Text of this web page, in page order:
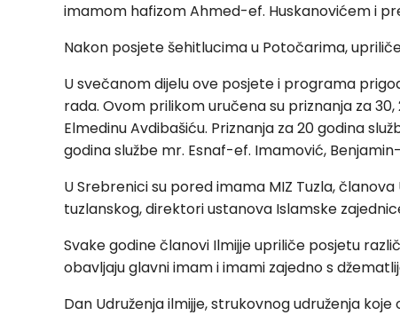
imamom hafizom Ahmed-ef. Huskanovićem i
Nakon posjete šehitlucima u Potočarima,
U svečanom dijelu ove posjete i programa
rada. Ovom prilikom uručena su priznanja za
Elmedinu Avdibašiću. Priznanja za 20 godina
godina službe mr. Esnaf-ef. Imamović,
U Srebrenici su pored imama MIZ Tuzla,
tuzlanskog, direktori ustanova Islamske
Svake godine članovi Ilmijje upriliče posjetu
obavljaju glavni imam i imami zajedno s
Dan Udruženja ilmijje, strukovnog udruženja